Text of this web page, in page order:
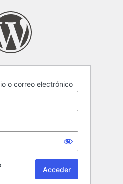
o correo electrónico